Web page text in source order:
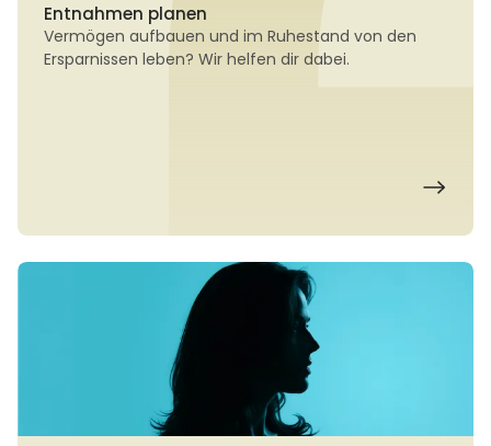
Entnahmen planen
Vermögen aufbauen und im Ruhestand von den
Ersparnissen leben? Wir helfen dir dabei.